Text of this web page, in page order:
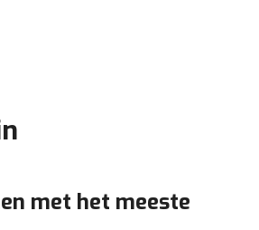
met het meeste